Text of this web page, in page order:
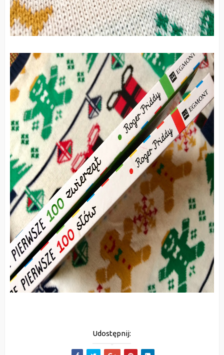
Udostępnij: